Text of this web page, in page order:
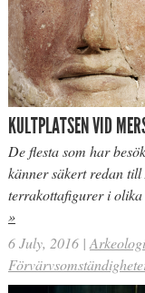
KULTPLATSEN VID
De flesta som har
känner säkert redan
terrakottafigurer i
»
6 July, 2016 | Arkeologi